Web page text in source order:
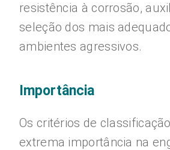
resistência à corrosão,
seleção dos mais
ambientes agressivos.
Importância
Os critérios de
extrema importância na